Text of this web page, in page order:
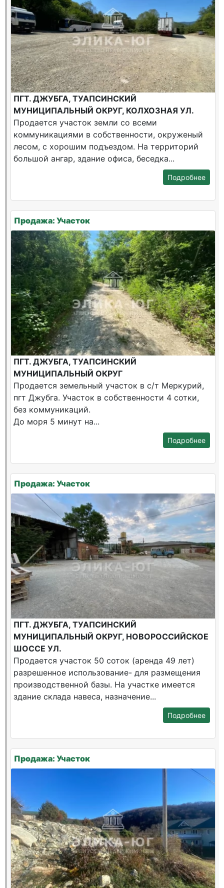
ПГТ. ДЖУБГА, ТУАПСИНСКИЙ
МУНИЦИПАЛЬНЫЙ ОКРУГ, КОЛХОЗНАЯ УЛ.
Продается участок земли со всеми
коммуникациями в собственности, окруженый
лесом, с хорошим подъездом. На территорий
большой ангар, здание офиса, беседка...
Подробнее
Продажа: Участок
ПГТ. ДЖУБГА, ТУАПСИНСКИЙ
МУНИЦИПАЛЬНЫЙ ОКРУГ
Продается земельный участок в с/т Меркурий,
пгт Джубга. Участок в собственности 4 сотки,
без коммуникаций.
До моря 5 минут на...
Подробнее
Продажа: Участок
ПГТ. ДЖУБГА, ТУАПСИНСКИЙ
МУНИЦИПАЛЬНЫЙ ОКРУГ, НОВОРОССИЙСКОЕ
ШОССЕ УЛ.
Продается участок 50 соток (аренда 49 лет)
разрешенное использование- для размещения
производственной базы. На участке имеется
здание склада навеса, назначение...
Подробнее
Продажа: Участок